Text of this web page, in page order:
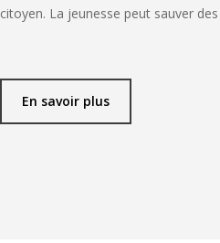
citoyen. La jeunesse peut sauver des
En savoir plus